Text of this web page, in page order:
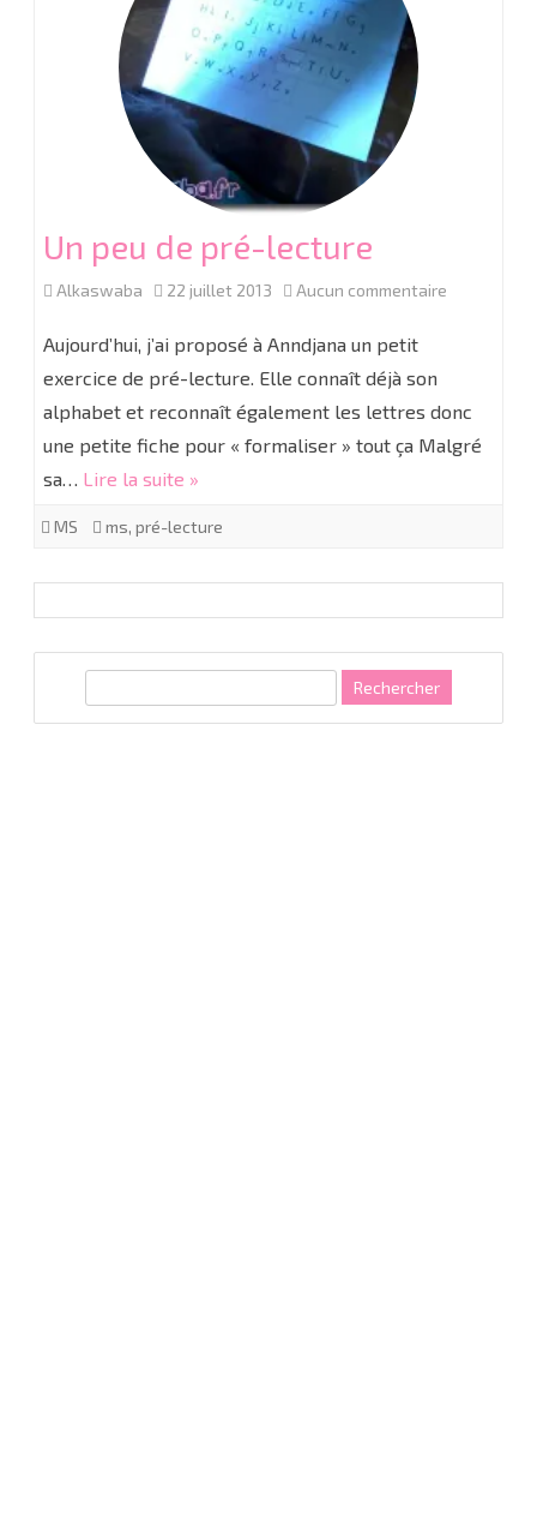
Un peu de pré-lecture
Alkaswaba 22 juillet 2013 Aucun commentaire
de
pré-
Aujourd’hui, j’ai proposé à Anndjana un petit
exercice de pré-lecture. Elle connaît déjà son
alphabet et reconnaît également les lettres donc
une petite fiche pour « formaliser » tout ça Malgré
sa… Lire la suite »
MS ms, pré-lecture